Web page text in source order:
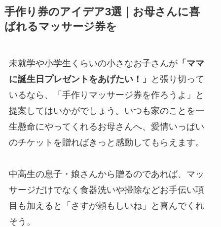
手作り券のアイデア3選｜お母さんに喜
ばれるマッサージ券を
未就学や小学生くらいの小さなお子さんが「ママ
に誕生日プレゼントをあげたい！」
と張り切って
いるなら、「手作りマッサージ券を作ろうよ」と
提案してはいかがでしょう。いつも家のことを一
生懸命にやってくれるお母さんへ、愛情いっぱい
のチケットを贈ればきっと感動してもらえます。
中高生の息子・娘さんから贈るのであれば、マッ
サージだけでなく食器洗いや掃除などお手伝い項
目も加えると「さすが頼もしいね」と喜んでくれ
そう。